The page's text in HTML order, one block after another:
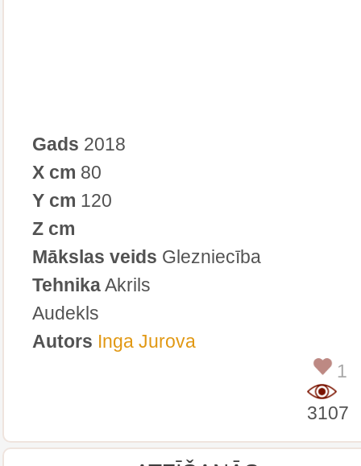
Gads 2018
X cm 80
Y cm 120
Z cm
Mākslas veids Glezniecība
TehnikaAkrils
Audekls
Autors Inga Jurova
1
3107